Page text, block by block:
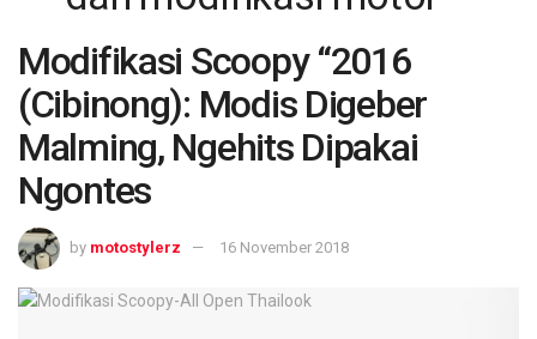
Modifikasi Scoopy “2016
(Cibinong): Modis Digeber
Malming, Ngehits Dipakai
Ngontes
by motostylerz 16 November 2018